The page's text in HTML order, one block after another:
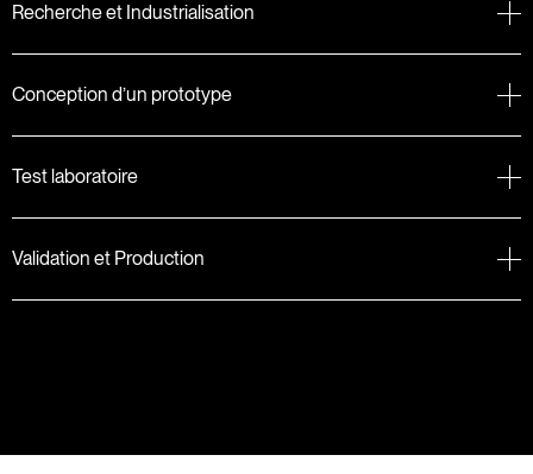
Recherche et Industrialisation
Conception d’un prototype
Test laboratoire
Validation et Production